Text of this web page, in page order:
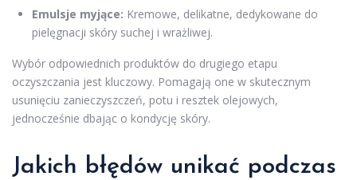
Emulsje myjące: Kremowe, delikatne, dedykowane do
pielęgnacji skóry suchej i wrażliwej.
Wybór odpowiednich produktów do drugiego etapu
oczyszczania jest kluczowy. Pomagają one w skutecznym
usunięciu zanieczyszczeń, potu i resztek olejowych,
jednocześnie dbając o kondycję skóry.
Jakich błędów unikać podczas